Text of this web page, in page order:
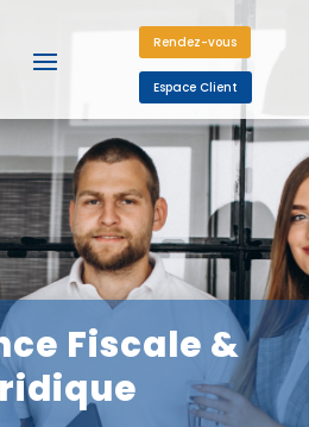
Rendez-vous
Espace Client
Fiscale &